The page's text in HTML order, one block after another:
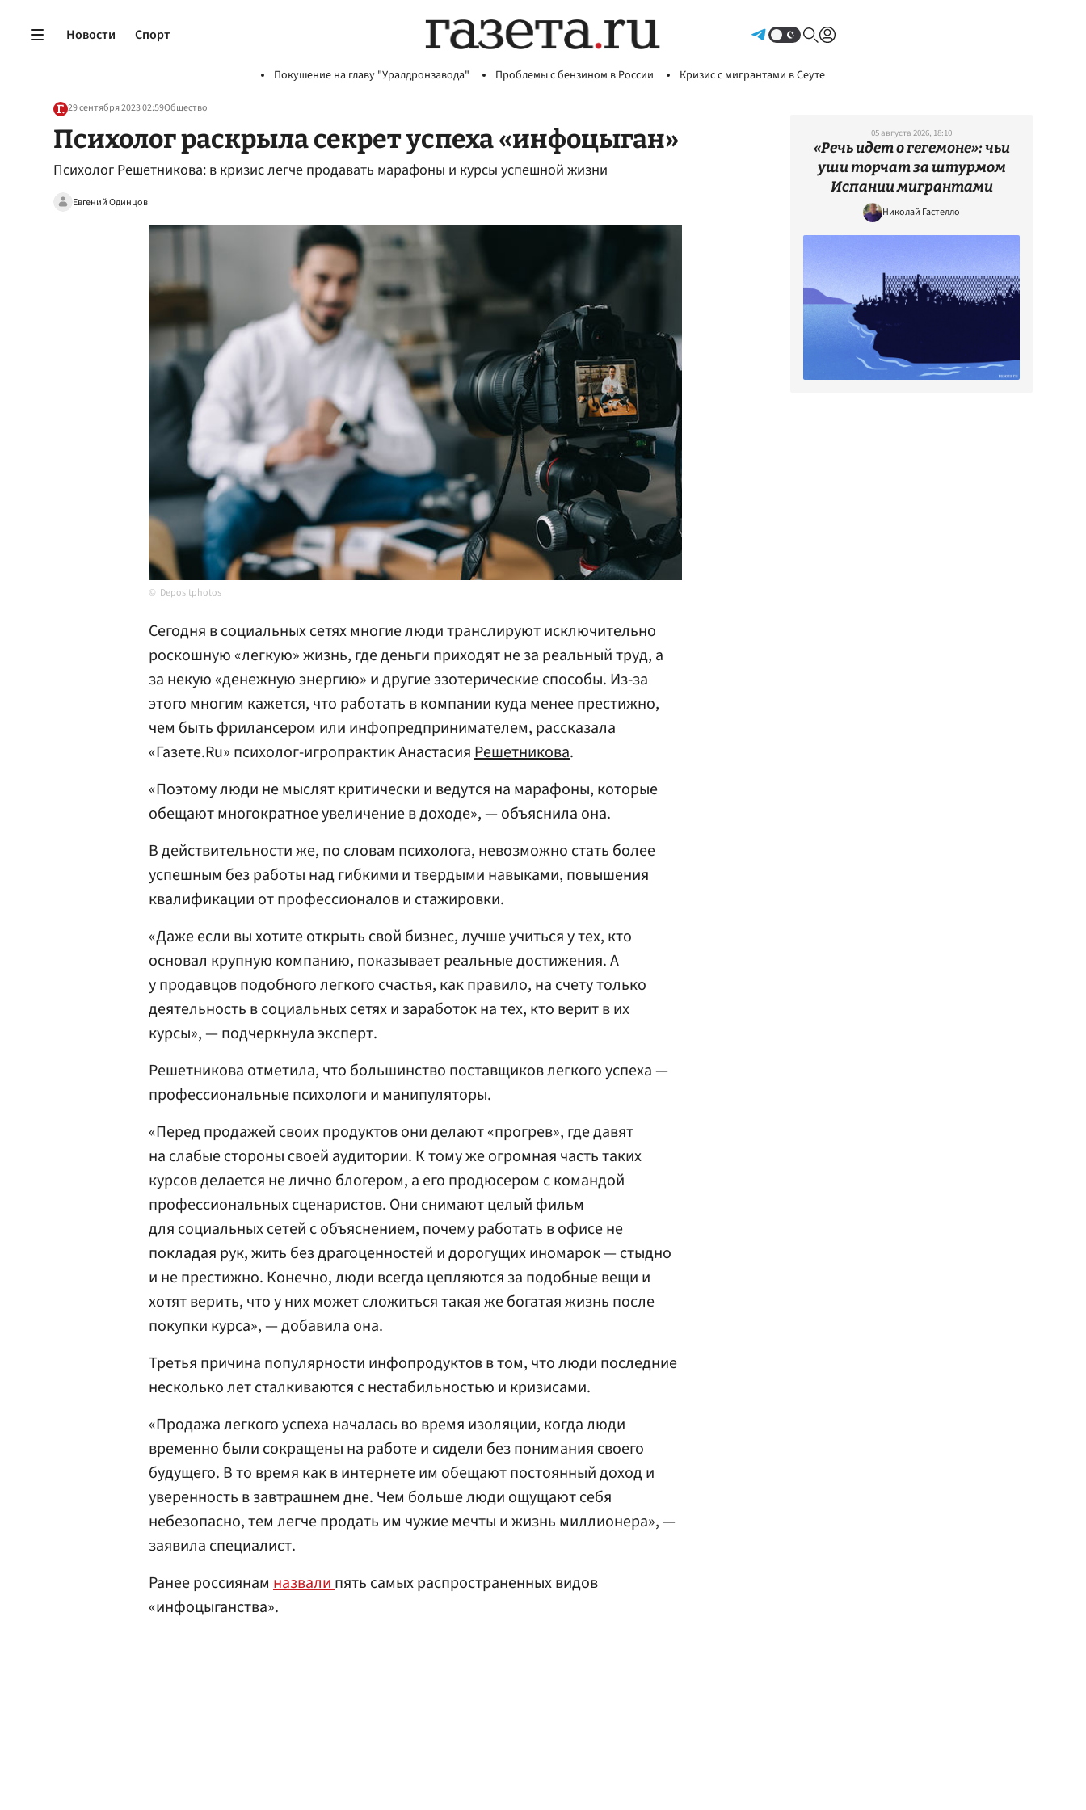
Новости Спорт
Покушение на главу "Уралдронзавода" Проблемы с бензином в России Кризис с мигрантами в Сеуте
29 сентября 2023 02:59Общество
Психолог раскрыла секрет успеха «инфоцыган»
Психолог Решетникова: в кризис легче продавать марафоны и курсы успешной жизни
Евгений Одинцов
Depositphotos
Сегодня в социальных сетях многие люди транслируют исключительно
роскошную «легкую» жизнь, где деньги приходят не за реальный труд, а
за некую «денежную энергию» и другие эзотерические способы. Из-за
этого многим кажется, что работать в компании куда менее престижно,
чем быть фрилансером или инфопредпринимателем, рассказала
«Газете.Ru» психолог-игропрактик АнастасияРешетникова.
«Поэтому люди не мыслят критически и ведутся на марафоны, которые
обещают многократное увеличение в доходе», — объяснила она.
В действительности же, по словам психолога, невозможно стать более
успешным без работы над гибкими и твердыми навыками, повышения
квалификации от профессионалов и стажировки.
«Даже если вы хотите открыть свой бизнес, лучше учиться у тех, кто
основал крупную компанию, показывает реальные достижения. А
у продавцов подобного легкого счастья, как правило, на счету только
деятельность в социальных сетях и заработок на тех, кто верит в их
курсы», — подчеркнула эксперт.
Решетникова отметила, что большинство поставщиков легкого успеха —
профессиональные психологи и манипуляторы.
«Перед продажей своих продуктов они делают «прогрев», где давят
на слабые стороны своей аудитории. К тому же огромная часть таких
курсов делается не лично блогером, а его продюсером с командой
профессиональных сценаристов. Они снимают целый фильм
для социальных сетей с объяснением, почему работать в офисе не
покладая рук, жить без драгоценностей и дорогущих иномарок — стыдно
и не престижно. Конечно, люди всегда цепляются за подобные вещи и
хотят верить, что у них может сложиться такая же богатая жизнь после
покупки курса», — добавила она.
Третья причина популярности инфопродуктов в том, что люди последние
несколько лет сталкиваются с нестабильностью и кризисами.
«Продажа легкого успеха началась во время изоляции, когда люди
временно были сокращены на работе и сидели без понимания своего
будущего. В то время как в интернете им обещают постоянный доход и
уверенность в завтрашнем дне. Чем больше люди ощущают себя
небезопасно, тем легче продать им чужие мечты и жизнь миллионера», —
заявила специалист.
Ранее россиянам назвалипять самых распространенных видов
«инфоцыганства».
05 августа 2026, 18:10
«Речь идет о гегемоне»: чьи
уши торчат за штурмом
Испании мигрантами
Николай Гастелло